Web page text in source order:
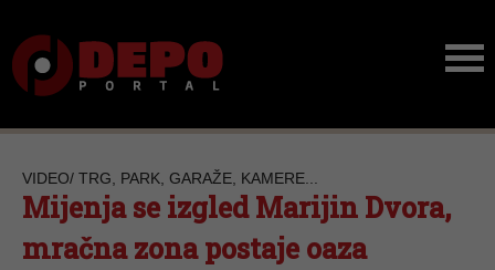
VIDEO/ TRG, PARK, GARAŽE, KAMERE...
Mijenja se izgled Marijin Dvora,
mračna zona postaje oaza